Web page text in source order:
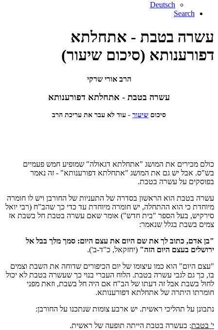
Deutsch
Search
עשרה בטבת - אתחלתא
דפורענותא (סיכום שיעור)
הרב אורי שרקי
עשרה בטבת - אתחלתא דפורענותא
סיכום שיעור - עוד לא עבר את עריכת הרב
כולם מכירים את המושג "אתחלתא דגאולה" שמופיע חמש פעמיים
בש"ס. אבל יש גם את המושג "אתחלתא דפורענותא" - זה נאמר
בפוסקים על עשרה בטבת.
עשרה בטבת הוא הראשון בסדרה של התעניות של החורבן ויש לו חומרה
מיוחדת כי הוא ההתחלה, יש חומרה מיוחדת עד כדי כך שהב"ח (רבי יואל
סירקיש, בעל הספר "בית חדש") אומר שאם עשרה בטבת חל בשבת אז
צמים בשבת בגלל שנאמר:
"בן אדם, כתוב לך את שם היום את עצם היום: סמך מלך בבל אל
ירושלים בעצם היום הזה" (יחזקאל, כ"ד-ב').
"עצם היום" הוא כמו עיצומו של יום הכיפורים שדוחה את השבת וצמים
בו, כך גם לגבי עשרה בטבת. הלוח העברי בנוי כך שעשרה בטבת לא יכול
לחול בשבת אבל זה דעתו של הב"ח אם היה חל בשבת, וזאת מפני
חומרתו היתרה של אתחלתא דפורענותא.
נתבונן על תהליכי ראשית. יש ארבע צומות שנתכנו על החורבן:
י' בטבת: בעשרה בטבת הייתה תופעה של ראשית.